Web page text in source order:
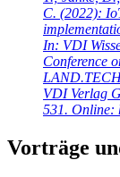
C. (2022):
In: VDI
Conference
VDI Verlag
531. Online:
Vorträge